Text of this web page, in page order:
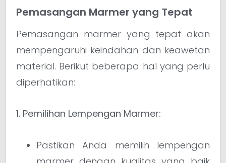
Pemasangan Marmer yang Tepat
Pemasangan marmer yang tepat akan
mempengaruhi keindahan dan keawetan
material. Berikut beberapa hal yang perlu
diperhatikan:
1. Pemilihan Lempengan Marmer:
Pastikan Anda memilih lempengan